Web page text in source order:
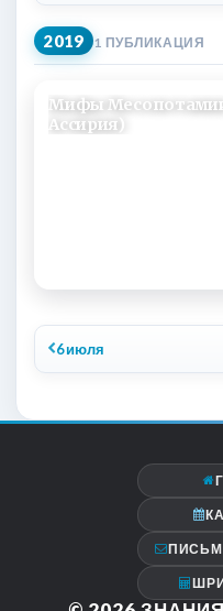
2019 1 ПУБЛИКАЦИЯ
Мифы
Ассирия)
6 июля